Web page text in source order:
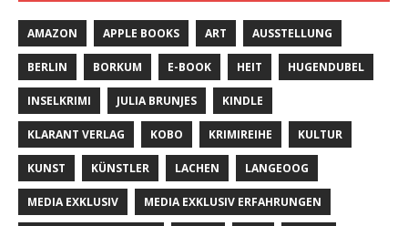
AMAZON APPLE BOOKS ART AUSSTELLUNG
BERLIN BORKUM E-BOOK HEIT HUGENDUBEL
INSELKRIMI JULIA BRUNJES KINDLE
KLARANT VERLAG KOBO KRIMIREIHE KULTUR
KUNST KÜNSTLER LACHEN LANGEOOG
MEDIA EXKLUSIV MEDIA EXKLUSIV ERFAHRUNGEN